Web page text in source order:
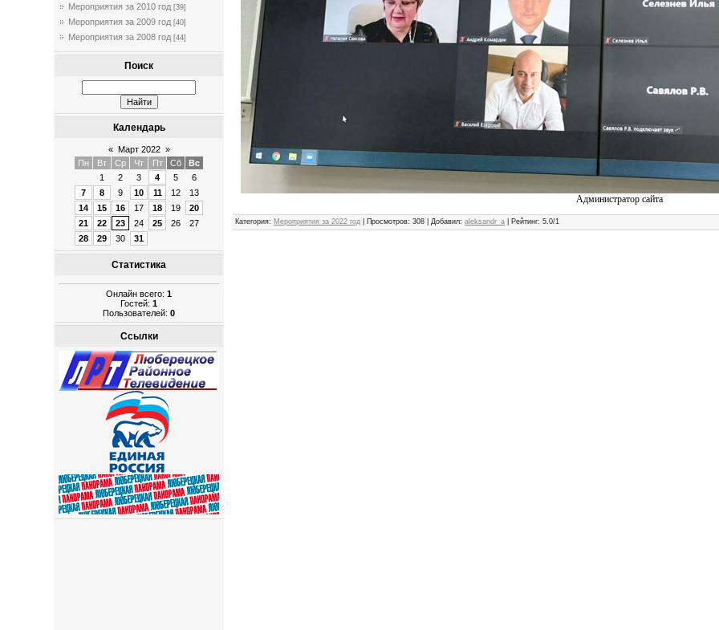
Мероприятия за 2010 год [39]
Мероприятия за 2009 год [40]
Мероприятия за 2008 год [44]
Поиск
Календарь
« Март 2022 »
Пн
Вт Ср Чт Пт Сб
Вс
1
2 3 4 5
6
7
8 9 10 11 12
13
14
15 16 17 18 19
20
21
22 23 24 25 26
27
28
29 30 31
Статистика
Онлайн всего:1
Гостей:1
Пользователей:0
Ссылки
Администратор сайта
Категория: Мероприятия за 2022 год Просмотров: 308 | Добавил:aleksandr_a Рейтинг:5.0/1